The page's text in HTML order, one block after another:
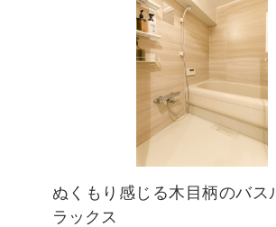
ぬくもり感じる木目柄のバス
ラックス